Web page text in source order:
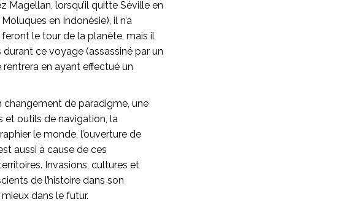
lorsqu’il quitte Séville en
en Indonésie), il n’a
le tour de la planète, mais il
durant ce voyage (assassiné par un
en ayant effectué un
changement de paradigme, une
et outils de navigation, la
le monde, l’ouverture de
aussi à cause de ces
Invasions, cultures et
de l’histoire dans son
dans le futur.